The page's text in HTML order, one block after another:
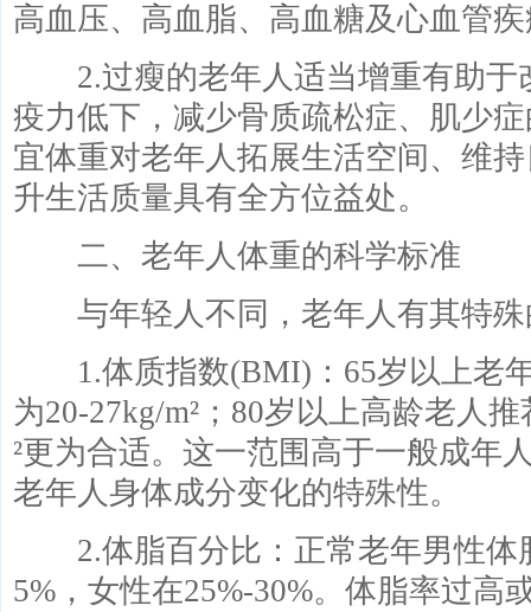
高血压、高血脂、高血糖及心血管
2.过瘦的老年人适当增重有助于
疫力低下，减少骨质疏松症、肌少
宜体重对老年人拓展生活空间、维
升生活质量具有全方位益处。
二、老年人体重的科学标准
与年轻人不同，老年人有其特殊
1.体质指数(BMI)：65岁以上老
为20-27kg/m²；80岁以上高龄老人
²更为合适。这一范围高于一般成年
老年人身体成分变化的特殊性。
2.体脂百分比：正常老年男性体
5%，女性在25%-30%。体脂率过高